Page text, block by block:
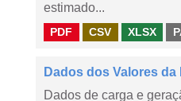
estimado...
PDF CSV XLSX
Dados dos Valores
Dados de carga e